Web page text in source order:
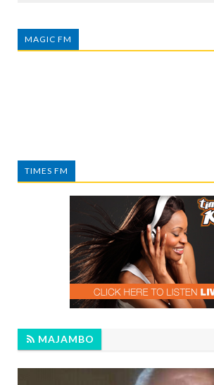
MAGIC FM
TIMES FM
MAJAMBO